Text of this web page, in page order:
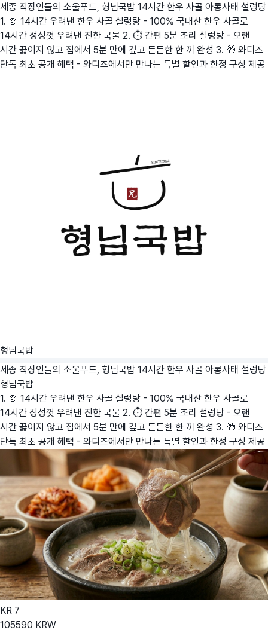
세종 직장인들의 소울푸드, 형님국밥 14시간 한우 사골 아롱사태 설렁탕
1. 🍲 14시간 우려낸 한우 사골 설렁탕 - 100% 국내산 한우 사골로
14시간 정성껏 우려낸 진한 국물 2. ⏱️ 간편 5분 조리 설렁탕 - 오랜
시간 끓이지 않고 집에서 5분 만에 깊고 든든한 한 끼 완성 3. 🎁 와디즈
단독 최초 공개 혜택 - 와디즈에서만 만나는 특별 할인과 한정 구성 제공
형님국밥
세종 직장인들의 소울푸드, 형님국밥 14시간 한우 사골 아롱사태 설렁탕
형님국밥
1. 🍲 14시간 우려낸 한우 사골 설렁탕 - 100% 국내산 한우 사골로
14시간 정성껏 우려낸 진한 국물 2. ⏱️ 간편 5분 조리 설렁탕 - 오랜
시간 끓이지 않고 집에서 5분 만에 깊고 든든한 한 끼 완성 3. 🎁 와디즈
단독 최초 공개 혜택 - 와디즈에서만 만나는 특별 할인과 한정 구성 제공
KR 7
105590 KRW